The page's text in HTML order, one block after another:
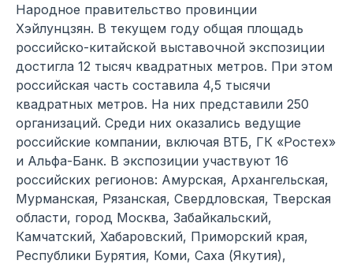
Народное правительство провинции
Хэйлунцзян. В текущем году общая площадь
российско-китайской выставочной экспозиции
достигла 12 тысяч квадратных метров. При этом
российская часть составила 4,5 тысячи
квадратных метров. На них представили 250
организаций. Среди них оказались ведущие
российские компании, включая ВТБ, ГК «Ростех»
и Альфа-Банк. В экспозиции участвуют 16
российских регионов: Амурская, Архангельская,
Мурманская, Рязанская, Свердловская, Тверская
области, город Москва, Забайкальский,
Камчатский, Хабаровский, Приморский края,
Республики Бурятия, Коми, Саха (Якутия),